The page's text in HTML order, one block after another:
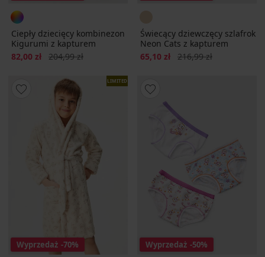
Ciepły dziecięcy kombinezon
Kigurumi z kapturem
Zniżka
82,00 zł Pierwotna cena
204,99 zł
Świecący dziewczęcy szlafrok
Neon Cats z kapturem
Zniżka
65,10 zł Pierwotna cena
216,99 zł
LIMITED
Wyprzedaż -70% Wyprzedaż -50%